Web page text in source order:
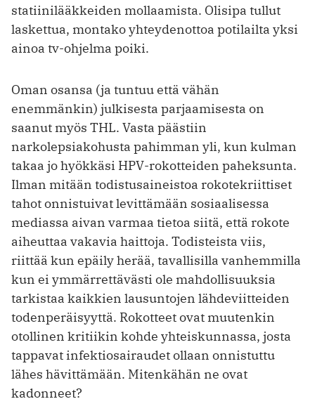
statiinilääkkeiden mollaamista. Olisipa tullut
laskettua, montako yhteydenottoa potilailta yksi
ainoa tv-ohjelma poiki.
Oman osansa (ja tuntuu että vähän
enemmänkin) julkisesta parjaamisesta on
saanut myös THL. Vasta päästiin
narkolepsiakohusta pahimman yli, kun kulman
takaa jo hyökkäsi HPV-­rokotteiden paheksunta.
Ilman mitään todistusaineistoa rokotekriittiset
tahot onnistuivat levittämään sosiaalisessa
mediassa aivan varmaa tietoa siitä, että rokote
aiheuttaa vakavia haittoja. Todisteista viis,
riittää kun epäily herää, tavallisilla vanhemmilla
kun ei ymmärrettävästi ole mahdollisuuksia
tarkistaa kaikkien lausuntojen lähdeviitteiden
todenperäisyyttä. Rokotteet ovat muutenkin
otollinen kritiikin kohde yhteiskunnassa, josta
tappavat infektiosairaudet ollaan onnistuttu
lähes hävittämään. Mitenkähän ne ovat
kadonneet?